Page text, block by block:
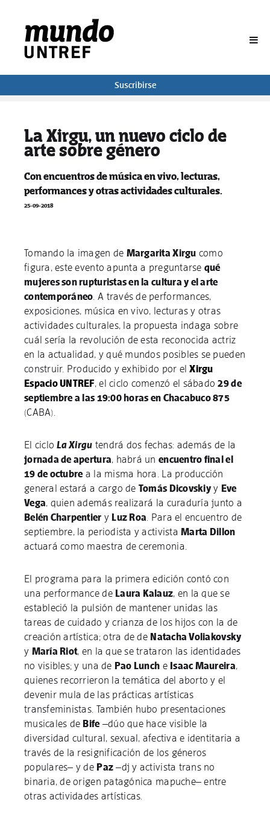
Suscribirse
La Xirgu, un nuevo ciclo de
arte sobre género
Con encuentros de música en vivo, lecturas,
performances y otras actividades culturales.
25-09-2018
Tomando la imagen de Margarita Xirgu como
figura, este evento apunta a preguntarse qué
mujeres son rupturistas en la cultura y el arte
contemporáneo . A través de performances,
exposiciones, música en vivo, lecturas y otras
actividades culturales, la propuesta indaga sobre
cuál sería la revolución de esta reconocida actriz
en la actualidad, y qué mundos posibles se pueden
construir. Producido y exhibido por elXirgu
Espacio UNTREF, el ciclo comenzó el sábado29 de
septiembre a las 19:00 horas en Chacabuco 875
(CABA).
El cicloLa Xirgu tendrá dos fechas: además de la
jornada de apertura, habrá unencuentro final el
19 de octubrea la misma hora. La producción
general estará a cargo de Tomás Dicovskiyy Eve
Vega, quien además realizará la curaduría junto a
Belén Charpentier y Luz Roa . Para el encuentro de
septiembre, la periodista y activistaMarta Dillon
actuará como maestra de ceremonia.
El programa para la primera edición contó con
una performance de Laura Kalauz, en la que se
estableció la pulsión de mantener unidas las
tareas de cuidado y crianza de los hijos con la de
creación artística; otra de de Natacha Voliakovsky
y María Riot, en la que se trataron las identidades
no visibles; y una de Pao Lunch e Isaac Maureira,
quienes recorrieron la temática del aborto y el
devenir mula de las prácticas artísticas
transfeministas. También hubo presentaciones
musicales de Bife–dúo que hace visible la
diversidad cultural, sexual, afectiva e identitaria a
través de la resignificación de los géneros
populares– y de Paz –dj y activista trans no
binaria, de origen patagónica mapuche– entre
otras actividades artísticas.